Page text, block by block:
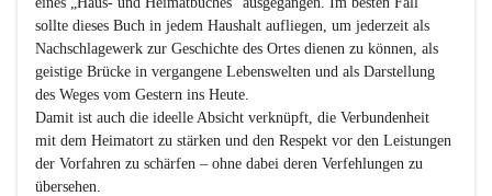
sollte dieses Buch in jedem Haushalt aufliegen, um jederzeit als
Nachschlagewerk zur Geschichte des Ortes dienen zu können, als
geistige Brücke in vergangene Lebenswelten und als Darstellung
des Weges vom Gestern ins Heute.
Damit ist auch die ideelle Absicht verknüpft, die Verbundenheit
mit dem Heimatort zu stärken und den Respekt vor den Leistungen
der Vorfahren zu schärfen – ohne dabei deren Verfehlungen zu
übersehen.